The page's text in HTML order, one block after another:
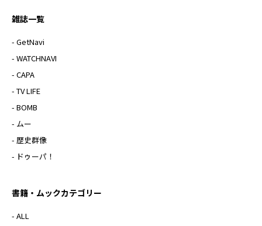
雑誌一覧
- GetNavi
- WATCHNAVI
- CAPA
- TV LIFE
- BOMB
- ムー
- 歴史群像
- ドゥーパ！
書籍・ムックカテゴリー
- ALL